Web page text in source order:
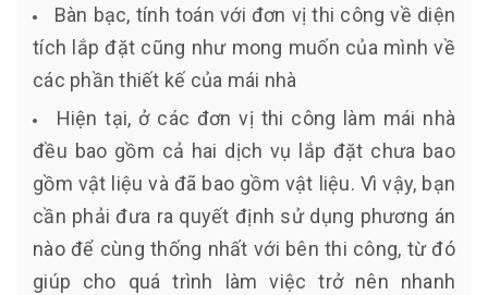
Bàn bạc, tính toán với đơn vị thi công về diện
tích lắp đặt cũng như mong muốn của mình về
các phần thiết kế của mái nhà
Hiện tại, ở các đơn vị thi công làm mái nhà
đều bao gồm cả hai dịch vụ lắp đặt chưa bao
gồm vật liệu và đã bao gồm vật liệu. Vì vậy, bạn
cần phải đưa ra quyết định sử dụng phương án
nào để cùng thống nhất với bên thi công, từ đó
giúp cho quá trình làm việc trở nên nhanh